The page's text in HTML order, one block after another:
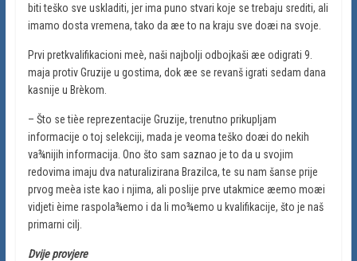
biti teško sve uskladiti, jer ima puno stvari koje se trebaju srediti, ali
imamo dosta vremena, tako da æe to na kraju sve doæi na svoje.
Prvi pretkvalifikacioni meè, naši najbolji odbojkaši æe odigrati 9.
maja protiv Gruzije u gostima, dok æe se revanš igrati sedam dana
kasnije u Brèkom.
– Što se tièe reprezentacije Gruzije, trenutno prikupljam
informacije o toj selekciji, mada je veoma teško doæi do nekih
va¾nijih informacija. Ono što sam saznao je to da u svojim
redovima imaju dva naturalizirana Brazilca, te su nam šanse prije
prvog meèa iste kao i njima, ali poslije prve utakmice æemo moæi
vidjeti èime raspola¾emo i da li mo¾emo u kvalifikacije, što je naš
primarni cilj.
Dvije provjere